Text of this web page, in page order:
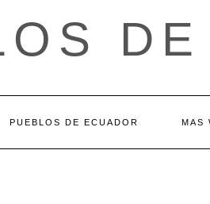
PUEBLOS DE ECUADOR MAS